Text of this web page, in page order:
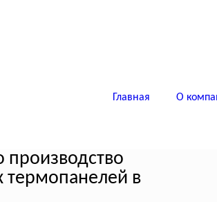
Главная О
производство
термопанелей в